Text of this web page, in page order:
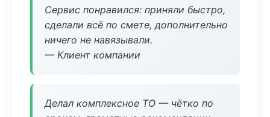
Сервис понравился: приняли быстро,
сделали всё по смете, дополнительно
ничего не навязывали.
— Клиент компании
Делал комплексное ТО — чётко по